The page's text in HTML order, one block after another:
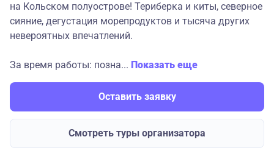
на Кольском полуострове! Териберка и киты, северное
сияние, дегустация морепродуктов и тысяча других
невероятных впечатлений.
За время работы: позна... Показать еще
Оставить заявку
Смотреть туры организатора